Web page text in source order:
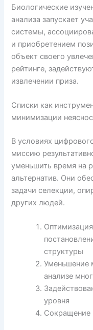
Биологические
анализа запускает
системы,
и приобретением
объект своего
рейтинге,
извлечении приза.
Списки как
минимизации
В условиях
миссию
уменьшить время на
альтернатив. Они
задачи селекции,
других людей.
структуры
Уменьшение
анализе
уровня
Сокращение